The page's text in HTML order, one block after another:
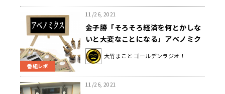
番組レポ
11/26, 2021
金子勝「そろそろ経済を何とかしな
いと大変なことになる」アベノミク
スが抱えるジレンマとは〜11月26日
「大竹まこと ゴールデンラジオ」
大竹まこと ゴールデンラジオ！
11/26, 2021